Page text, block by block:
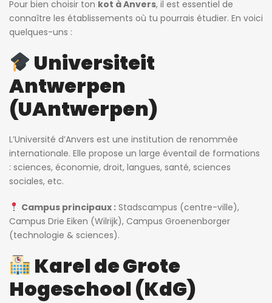
Pour bien choisir ton kot à Anvers, il est essentiel de
connaître les établissements où tu pourrais étudier. En voici
quelques-uns :
Universiteit
Antwerpen
(UAntwerpen)
L’Université d’Anvers est une institution de renommée
internationale. Elle propose un large éventail de formations
: sciences, économie, droit, langues, santé, sciences
sociales, etc.
Campus principaux :Stadscampus (centre-ville),
Campus Drie Eiken (Wilrijk), Campus Groenenborger
(technologie & sciences).
Karel de Grote
Hogeschool (KdG)